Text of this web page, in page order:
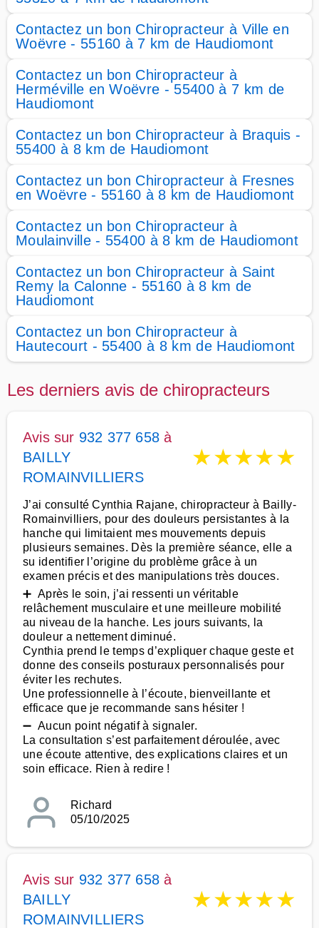
Contactez un bon Chiropracteur à Ville en
Woëvre - 55160 à 7 km de Haudiomont
Contactez un bon Chiropracteur à
Herméville en Woëvre - 55400 à 7 km de
Haudiomont
Contactez un bon Chiropracteur à Braquis -
55400 à 8 km de Haudiomont
Contactez un bon Chiropracteur à Fresnes
en Woëvre - 55160 à 8 km de Haudiomont
Contactez un bon Chiropracteur à
Moulainville - 55400 à 8 km de Haudiomont
Contactez un bon Chiropracteur à Saint
Remy la Calonne - 55160 à 8 km de
Haudiomont
Contactez un bon Chiropracteur à
Hautecourt - 55400 à 8 km de Haudiomont
Les derniers avis de chiropracteurs
Avis sur 932 377 658 à
BAILLY
ROMAINVILLIERS
★★★★★
J’ai consulté Cynthia Rajane, chiropracteur à Bailly-
Romainvilliers, pour des douleurs persistantes à la
hanche qui limitaient mes mouvements depuis
plusieurs semaines. Dès la première séance, elle a
su identifier l’origine du problème grâce à un
examen précis et des manipulations très douces.
➕ Après le soin, j’ai ressenti un véritable
relâchement musculaire et une meilleure mobilité
au niveau de la hanche. Les jours suivants, la
douleur a nettement diminué.
Cynthia prend le temps d’expliquer chaque geste et
donne des conseils posturaux personnalisés pour
éviter les rechutes.
Une professionnelle à l’écoute, bienveillante et
efficace que je recommande sans hésiter !
➖ Aucun point négatif à signaler.
La consultation s’est parfaitement déroulée, avec
une écoute attentive, des explications claires et un
soin efficace. Rien à redire !
Richard
05/10/2025
Avis sur 932 377 658 à
BAILLY
ROMAINVILLIERS
★★★★★